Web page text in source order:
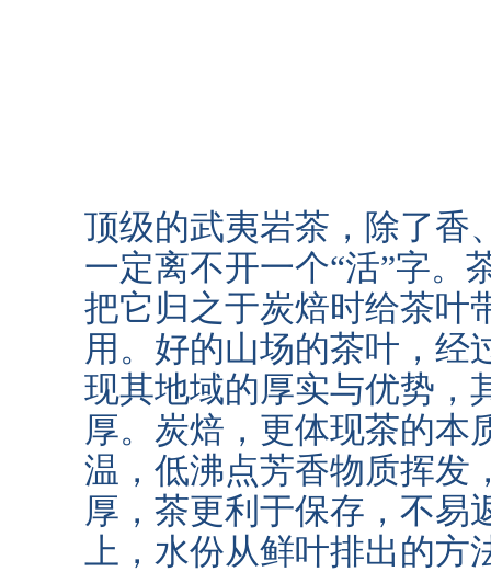
顶级的武夷岩茶，除了香
一定离不开一个“活”字。
把它归之于炭焙时给茶叶
用。好的山场的茶叶，经
现其地域的厚实与优势，
厚。炭焙，更体现茶的本
温，低沸点芳香物质挥发
厚，茶更利于保存，不易
上，水份从鲜叶排出的方